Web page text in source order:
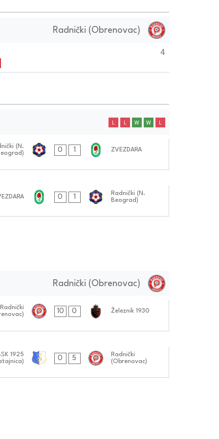
Radnički (Obrenovac)
4
L L W W L
(N.
0 1 ZVEZDARA
0 1
Radnički (N.
Beograd)
Radnički (Obrenovac)
Radnički
10 0 Železnik 1930
1925
0 5
Radnički
(Obrenovac)